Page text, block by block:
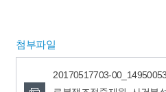
첨부파일
20170517703-